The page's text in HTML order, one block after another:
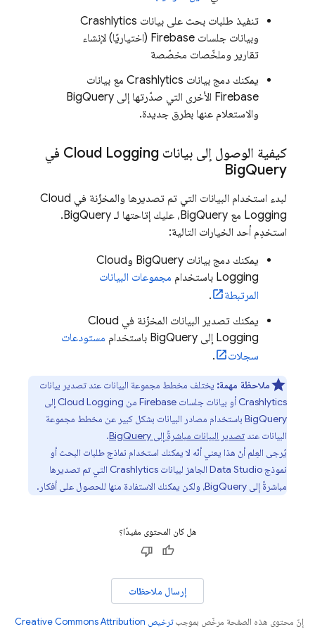
تنفيذ طلبات بحث على بيانات Crashlytics
وبيانات جلسات Firebase (اختياريًا) لإنشاء
تقارير وملخّصات مخصّصة
يمكنك دمج بيانات Crashlytics مع بيانات
Firebase الأخرى التي صدّرتها إلى
BigQuery
والاستعلام عنها بطرق جديدة.
كيفية الوصول إلى بيانات Cloud Logging في
BigQuery
لبدء استخدام البيانات التي تم تصديرها والمخزّنة في Cloud
Logging مع BigQuery، عليك إتاحتها لـ BigQuery
.
استخدِم أحد الخيارات التالية:
يمكنك دمج بيانات BigQuery وCloud
Logging باستخدام مجموعات البيانات
المرتبطة
.
يمكنك تصدير البيانات المخزّنة في Cloud
Logging إلى BigQuery باستخدام مستودعات
سجلات
.
ملاحظة مهمة: يختلف مخطط مجموعة البيانات عند تصدير بيانات
Crashlytics أو بيانات جلسات Firebase من Cloud Logging إلى
BigQuery باستخدام مصادر البيانات بشكل كبير عن مخطط مجموعة
البيانات عند تصدير البيانات مباشرةً إلى BigQuery
.
يُرجى العِلم أنّ هذا يعني أنّه لا يمكنك استخدام نماذج طلبات البحث أو
نموذجData Studio الجاهز لبيانات Crashlytics التي تم تصديرها
مباشرةً إلى BigQuery، ولكن يمكنك الاستفادة منها للحصول على أفكار.
هل كان المحتوى مفيدًا؟
إرسال ملاحظات
إنّ محتوى هذه الصفحة مرخّص بموجب
ترخيص Creative Commons Attribution